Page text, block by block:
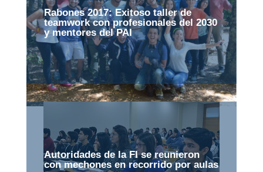
Rabones 2017: Exitoso taller de
teamwork con profesionales del 2030
y mentores del PAI
Autoridades de la FI se reunieron
con mechones en recorrido por aulas